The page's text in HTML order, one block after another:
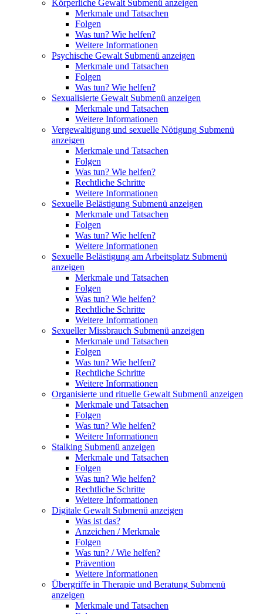
Körperliche Gewalt Submenü anzeigen
Merkmale und Tatsachen
Folgen
Was tun? Wie helfen?
Weitere Informationen
Psychische Gewalt Submenü anzeigen
Merkmale und Tatsachen
Folgen
Was tun? Wie helfen?
Sexualisierte Gewalt Submenü anzeigen
Merkmale und Tatsachen
Weitere Informationen
Vergewaltigung und sexuelle Nötigung Submenü
anzeigen
Merkmale und Tatsachen
Folgen
Was tun? Wie helfen?
Rechtliche Schritte
Weitere Informationen
Sexuelle Belästigung Submenü anzeigen
Merkmale und Tatsachen
Folgen
Was tun? Wie helfen?
Weitere Informationen
Sexuelle Belästigung am Arbeitsplatz Submenü
anzeigen
Merkmale und Tatsachen
Folgen
Was tun? Wie helfen?
Rechtliche Schritte
Weitere Informationen
Sexueller Missbrauch Submenü anzeigen
Merkmale und Tatsachen
Folgen
Was tun? Wie helfen?
Rechtliche Schritte
Weitere Informationen
Organisierte und rituelle Gewalt Submenü anzeigen
Merkmale und Tatsachen
Folgen
Was tun? Wie helfen?
Weitere Informationen
Stalking Submenü anzeigen
Merkmale und Tatsachen
Folgen
Was tun? Wie helfen?
Rechtliche Schritte
Weitere Informationen
Digitale Gewalt Submenü anzeigen
Was ist das?
Anzeichen / Merkmale
Folgen
Was tun? / Wie helfen?
Prävention
Weitere Informationen
Übergriffe in Therapie und Beratung Submenü
anzeigen
Merkmale und Tatsachen